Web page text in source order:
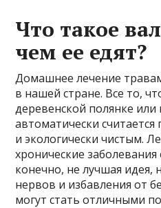
Что такое
чем ее едят?
Домашнее лечение
в нашей стране. Все то,
деревенской полянке
автоматически
и экологически чистым.
хронические
конечно, не лучшая идея,
нервов и избавления от
могут стать отличными